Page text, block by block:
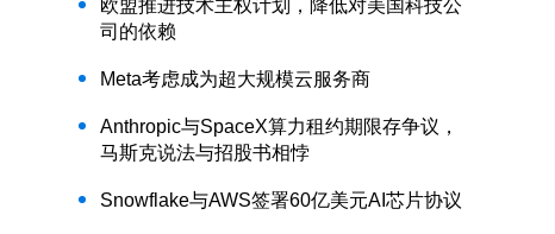
欧盟推进技术主权计划，降低对美国科技公
司的依赖
Meta考虑成为超大规模云服务商
Anthropic与SpaceX算力租约期限存争议，
马斯克说法与招股书相悖
Snowflake与AWS签署60亿美元AI芯片协议